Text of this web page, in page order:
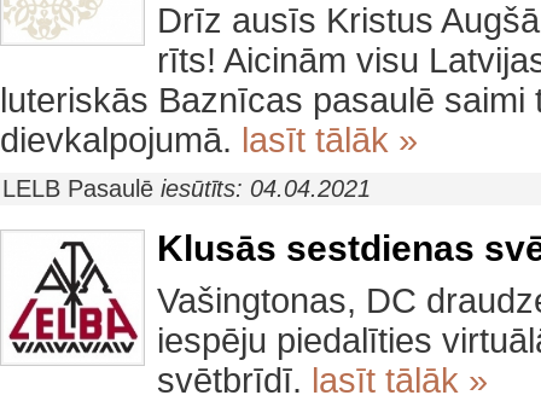
Drīz ausīs Kristus
rīts! Aicinām visu
luteriskās Baznīcas pasaulē saimi
dievkalpojumā. lasīt tālāk »
LELB Pasaulē iesūtīts: 04.04.2021
Klusās sestdienas
Vašingtonas, DC
iespēju piedalīties
svētbrīdī. lasīt tālāk »